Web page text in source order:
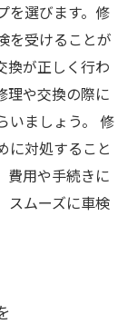
を選びます。修
を受けることが
換が正しく行わ
理や交換の際に
いましょう。 修
に対処すること
費用や手続きに
スムーズに車検